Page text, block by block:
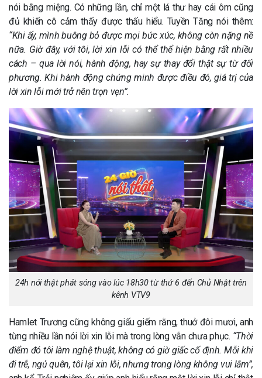
nói bằng miệng. Có những lần, chỉ một lá thư hay cái ôm cũng
đủ khiến cô cảm thấy được thấu hiểu. Tuyền Tăng nói thêm:
“Khi ấy, mình buông bỏ được mọi bức xúc, không còn nặng nề
nữa. Giờ đây, với tôi, lời xin lỗi có thể thể hiện bằng rất nhiều
cách – qua lời nói, hành động, hay sự thay đổi thật sự từ đối
phương. Khi hành động chứng minh được điều đó, giá trị của
lời xin lỗi mới trở nên trọn vẹn”.
24h nói thật phát sóng vào lúc 18h30 từ thứ 6 đến Chủ Nhật trên
kênh VTV9
Hamlet Trương cũng không giấu giếm rằng, thuở đôi mươi, anh
từng nhiều lần nói lời xin lỗi mà trong lòng vẫn chưa phục. “Thời
điểm đó tôi làm nghệ thuật, không có giờ giấc cố định. Mỗi khi
đi trễ, ngủ quên, tôi lại xin lỗi, nhưng trong lòng không vui lắm”,